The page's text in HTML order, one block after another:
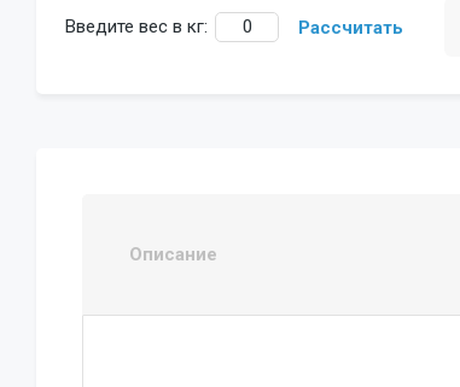
Введите вес в кг: Рассчитать
Описание